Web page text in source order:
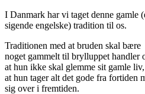
I Danmark har vi taget denne gamle
sigende engelske) tradition til os.
Traditionen med at bruden skal bære
noget gammelt til brylluppet handler
at hun ikke skal glemme sit gamle
at hun tager alt det gode fra fortiden
sig over i fremtiden.